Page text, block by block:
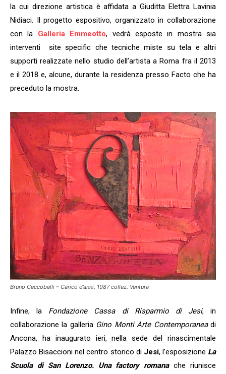
la cui direzione artistica è affidata a Giuditta Elettra Lavinia
Nidiaci. Il progetto espositivo, organizzato in collaborazione
con la Galleria Emmeotto, vedrà esposte in mostra sia
interventi site specific che tecniche miste su tela e altri
supporti realizzate nello studio dell’artista a Roma fra il 2013
e il 2018 e, alcune, durante la residenza presso Facto che ha
preceduto la mostra.
Bruno Ceccobelli – Carico d’anni, 1987 collez. Ventura
Infine, la Fondazione Cassa di Risparmio di Jesi, in
collaborazione la galleria Gino Monti Arte Contemporaneadi
Ancona, ha inaugurato ieri, nella sede del rinascimentale
Palazzo Bisaccioni nel centro storico di Jesi, l’esposizione La
Scuola di San Lorenzo. Una factory romanache riunisce